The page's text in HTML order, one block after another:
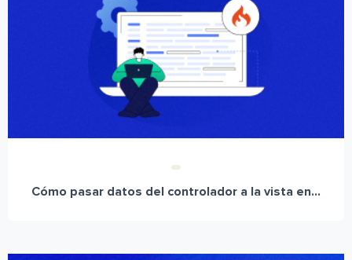
Cómo pasar datos del controlador a la vista en...